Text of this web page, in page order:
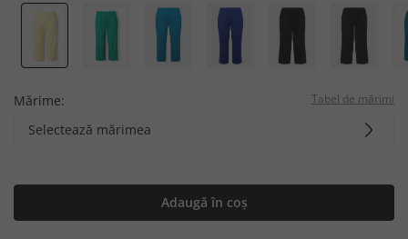
Mărime: Tabel de mărimi
Selectează mărimea
Adaugă în coș